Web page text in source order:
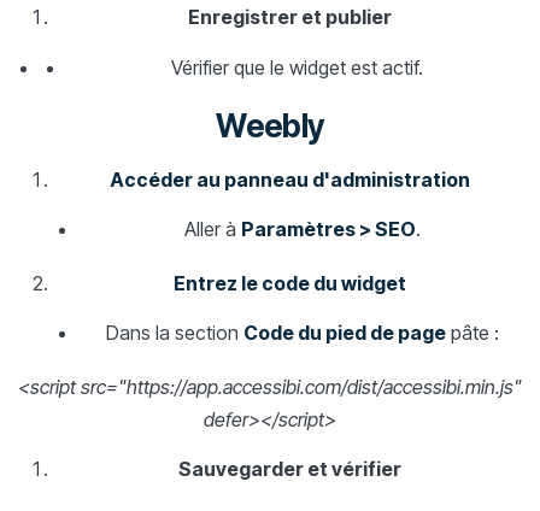
Enregistrer et publier
Vérifier que le widget est actif.
Weebly
Accéder au panneau d'administration
Aller à Paramètres > SEO.
Entrez le code du widget
Dans la section Code du pied de page pâte :
<script src="https://app.accessibi.com/dist/accessibi.min.js"
defer></script>
Sauvegarder et vérifier